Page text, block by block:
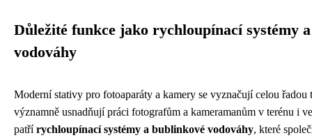
Důležité funkce jako rychloupínací systémy
vodováhy
Moderní stativy pro fotoaparáty a kamery se vyznačují celou
významně usnadňují práci fotografům a kameramanům v terénu i
patřírychloupínací systémy a bublinkové vodováhy, které